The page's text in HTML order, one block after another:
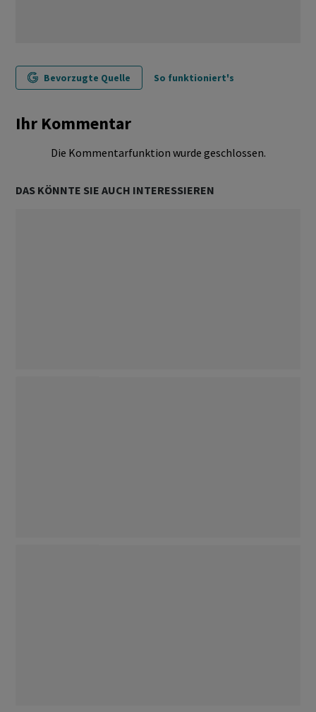
Bevorzugte Quelle So funktioniert's
Ihr Kommentar
Die Kommentarfunktion wurde geschlossen.
DAS KÖNNTE SIE AUCH INTERESSIEREN